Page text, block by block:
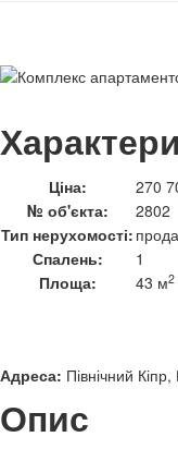
Ціна:
270
№ об'єкта:
2802
Тип нерухомості:
Спалень:
1
Площа:
43 м2
Адреса: Північний Кіпр,
Опис